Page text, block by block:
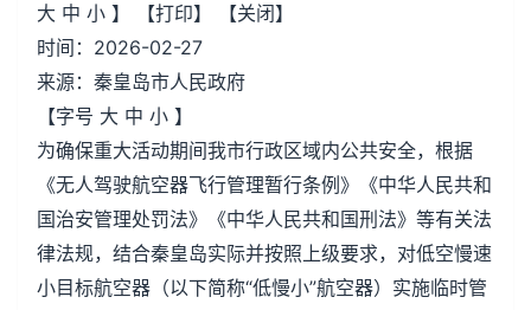
大 中 小 】 【打印】 【关闭】
时间：2026-02-27
来源：秦皇岛市人民政府
【字号 大 中 小 】
为确保重大活动期间我市行政区域内公共安全，根据
《无人驾驶航空器飞行管理暂行条例》《中华人民共和
国治安管理处罚法》《中华人民共和国刑法》等有关法
律法规，结合秦皇岛实际并按照上级要求，对低空慢速
小目标航空器（以下简称“低慢小”航空器）实施临时管